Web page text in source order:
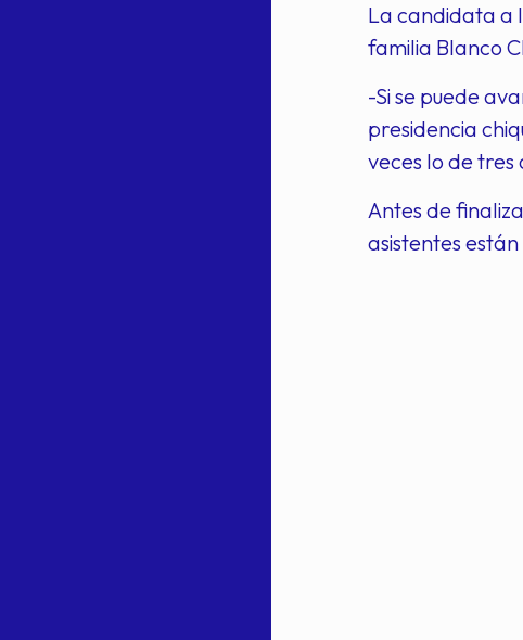
La candidata a
familia Blanco
-Si se puede
presidencia
veces lo de
Antes de
asistentes